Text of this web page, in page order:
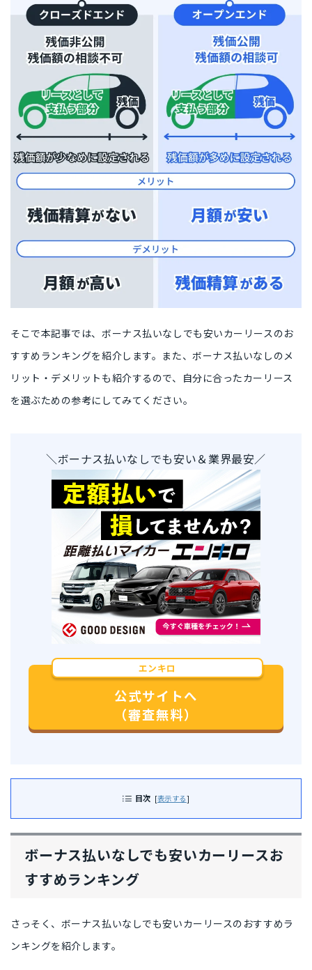
そこで本記事では、ボーナス払いなしでも安いカーリースのお
すすめランキングを紹介します。また、ボーナス払いなしのメ
リット・デメリット も紹介するので、自分に合ったカーリース
を選ぶための参考にしてみてください。
＼ボーナス払いなしでも安い＆業界最安／
エンキロ
公式サイトへ
（審査無料）
目次 [表示する]
ボーナス払いなしでも安いカーリースお
すすめランキング
さっそく、 ボーナス払いなしでも安いカーリースのおすすめラ
ンキングを紹介します。